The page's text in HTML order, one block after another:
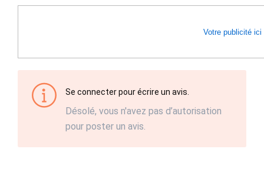
Votre publicité ici
Se connecter pour écrire un avis.
Désolé, vous n'avez pas d’autorisation
pour poster un avis.